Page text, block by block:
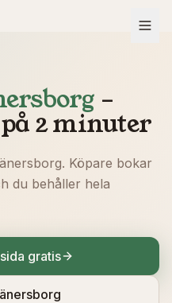
–
2 minuter
. Köpare bokar
du behåller hela
gratis